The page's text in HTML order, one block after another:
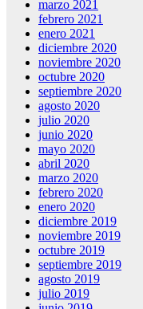
marzo 2021
febrero 2021
enero 2021
diciembre 2020
noviembre 2020
octubre 2020
septiembre 2020
agosto 2020
julio 2020
junio 2020
mayo 2020
abril 2020
marzo 2020
febrero 2020
enero 2020
diciembre 2019
noviembre 2019
octubre 2019
septiembre 2019
agosto 2019
julio 2019